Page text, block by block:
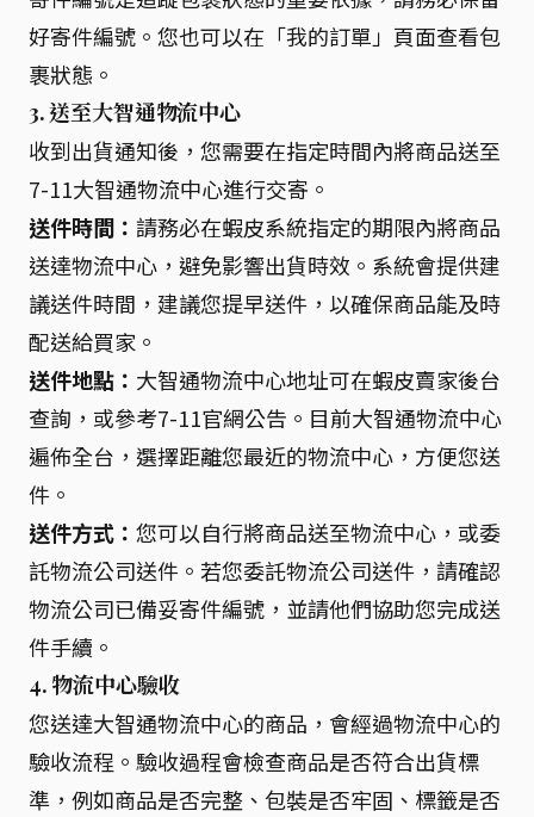
好寄件編號。您也可以在「我的訂單」頁面查看包
裹狀態。
3. 送至大智通物流中心
收到出貨通知後，您需要在指定時間內將商品送至
7-11大智通物流中心進行交寄。
送件時間： 請務必在蝦皮系統指定的期限內將商品
送達物流中心，避免影響出貨時效。系統會提供建
議送件時間，建議您提早送件，以確保商品能及時
配送給買家。
送件地點： 大智通物流中心地址可在蝦皮賣家後台
查詢，或參考7-11官網公告。目前大智通物流中心
遍佈全台，選擇距離您最近的物流中心，方便您送
件。
送件方式： 您可以自行將商品送至物流中心，或委
託物流公司送件。若您委託物流公司送件，請確認
物流公司已備妥寄件編號，並請他們協助您完成送
件手續。
4. 物流中心驗收
您送達大智通物流中心的商品，會經過物流中心的
驗收流程。驗收過程會檢查商品是否符合出貨標
準，例如商品是否完整、包裝是否牢固、標籤是否